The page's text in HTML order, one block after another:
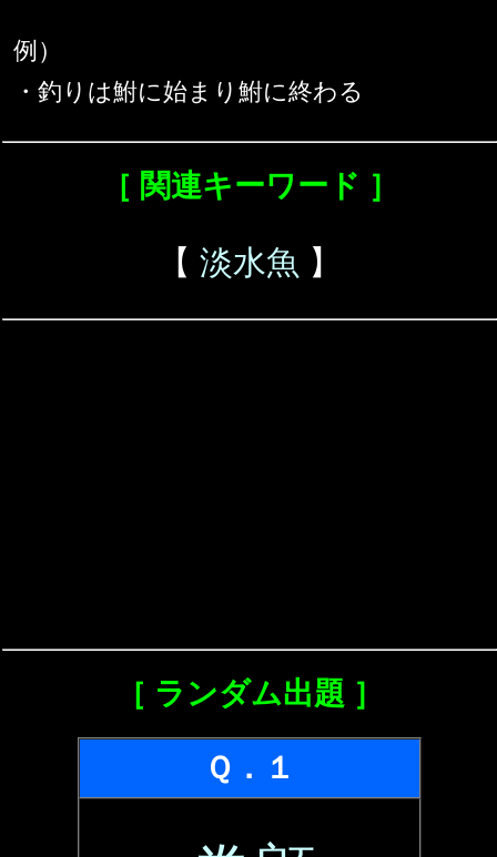
例）
・釣りは鮒に始まり鮒に終わる
［ 関連キーワード ］
【 淡水魚 】
［ ランダム出題 ］
Ｑ．１